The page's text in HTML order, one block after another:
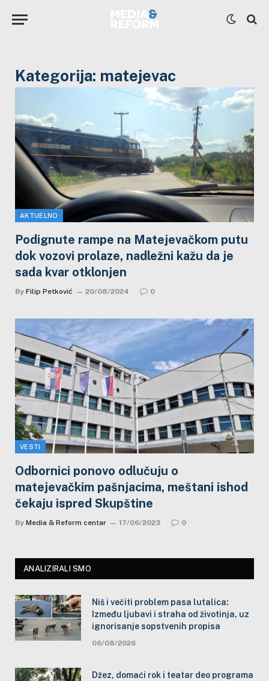
Kategorija: matejevac
AKTUELNO
Podignute rampe na Matejevačkom putu
dok vozovi prolaze, nadležni kažu da je
sada kvar otklonjen
By Filip Petković 20/08/2024 0
VESTI
Odbornici ponovo odlučuju o
matejevačkim pašnjacima, meštani ishod
čekaju ispred Skupštine
By Media & Reform centar 17/06/2023 0
ANALIZIRALI SMO
Niš i večiti problem pasa lutalica:
Između ljubavi i straha od životinja, uz
ignorisanje sopstvenih propisa
06/08/2026
Džez, domaći rok i teatar deo programa